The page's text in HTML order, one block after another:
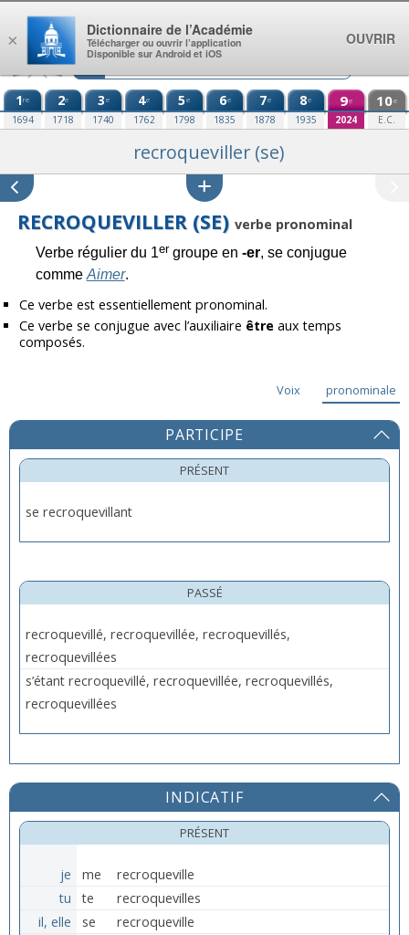
Aller au contenu
1re
1694
2e
1718
3e
1740
4e
1762
5e
1798
6e
1835
7e
1878
8e
1935
9e
2024
10e
E.C.
recroqueviller (se)
RECROQUEVILLER (SE) verbe pronominal
Verbe régulier du 1ergroupe en -er, se conjugue
comme Aimer.
Ce verbe est essentiellement pronominal.
Ce verbe se conjugue avec l’auxiliaire être aux temps
composés.
Voix pronominale
PARTICIPE
PRÉSENT
se recroquevillant
PASSÉ
recroquevillé, recroquevillée, recroquevillés,
recroquevillées
s’étant recroquevillé, recroquevillée, recroquevillés,
recroquevillées
INDICATIF
PRÉSENT
je me
recroqueville
tu
te
recroquevilles
il, elle
se
recroqueville
×
Dictionnaire de l’Académie
Télécharger ou ouvrir l’application
Disponible sur Android et iOS
OUVRIR